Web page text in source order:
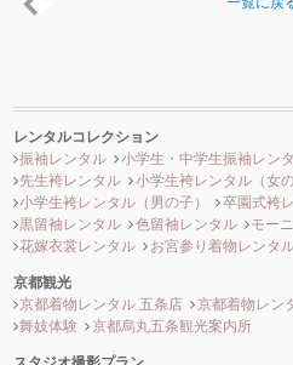
レンタルコレクション
振袖レンタル
小学生・中学生振袖レン
先生袴レンタル
小学生袴レンタル（女の
小学生袴レンタル（男の子）
卒園式袴
黒留袖レンタル
色留袖レンタル モー
花嫁衣裳レンタル
お宮参り着物レンタ
京都観光
京都着物レンタル 五条店
京都着物レン
舞妓体験
京都烏丸五条観光案内所